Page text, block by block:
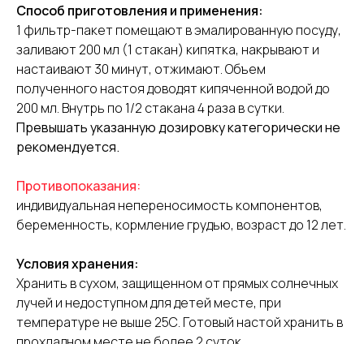
Способ приготовления и применения:
1 фильтр-пакет помещают в эмалированную посуду,
заливают 200 мл (1 стакан) кипятка, накрывают и
настаивают 30 минут, отжимают. Объем
полученного настоя доводят кипяченной водой до
200 мл. Внутрь по 1/2 стакана 4 раза в сутки.
Превышать указанную дозировку категорически не
рекомендуется.
Противопоказания:
индивидуальная непереносимость компонентов,
беременность, кормление грудью, возраст до 12 лет.
Условия хранения:
Хранить в сухом, защищенном от прямых солнечных
лучей и недоступном для детей месте, при
температуре не выше 25С. Готовый настой хранить в